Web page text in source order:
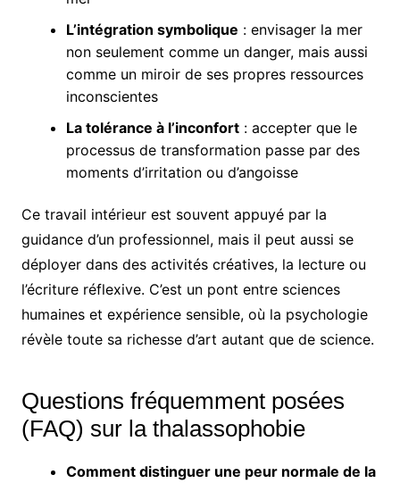
L’intégration symbolique : envisager la mer
non seulement comme un danger, mais aussi
comme un miroir de ses propres ressources
inconscientes
La tolérance à l’inconfort: accepter que le
processus de transformation passe par des
moments d’irritation ou d’angoisse
Ce travail intérieur est souvent appuyé par la
guidance d’un professionnel, mais il peut aussi se
déployer dans des activités créatives, la lecture ou
l’écriture réflexive. C’est un pont entre sciences
humaines et expérience sensible, où la psychologie
révèle toute sa richesse d’art autant que de science.
Questions fréquemment posées
(FAQ) sur la thalassophobie
Comment distinguer une peur normale de la